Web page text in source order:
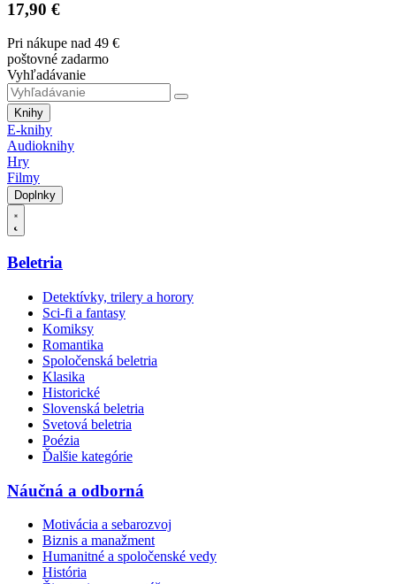
17,90 €
Pri nákupe nad 49 €
poštovné zadarmo
Vyhľadávanie
Knihy
E-knihy
Audioknihy
Hry
Filmy
Doplnky
Beletria
Detektívky, trilery a horory
Sci-fi a fantasy
Komiksy
Romantika
Spoločenská beletria
Klasika
Historické
Slovenská beletria
Svetová beletria
Poézia
Ďalšie kategórie
Náučná a odborná
Motivácia a sebarozvoj
Biznis a manažment
Humanitné a spoločenské vedy
História